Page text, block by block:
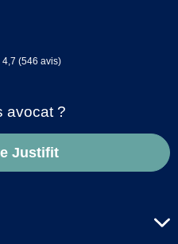
4,7 (546 avis)
avocat ?
Justifit